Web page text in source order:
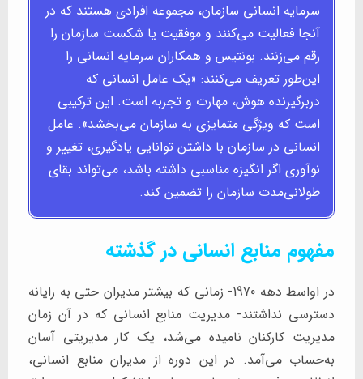
سرمایه انسانی سازمان، مجموعه افرادی هستند که در
آنجا فعالیت می‌کنند و موفقیت یا شکست سازمان را
رقم می‌زنند. بونتیس و همکاران سرمایه انسانی را
این‌طور تعریف می‌کنند: «یک عامل انسانی که
دربرگیرنده هوش، مهارت و تجربه است. این ترکیبی
است که ویژگی متمایزی به سازمان می‌بخشد». عامل
انسانی در سازمان با داشتن توانایی یادگیری، تغییر و
نوآوری اگر انگیزه مناسبی داشته باشد، می‌تواند بقای
طولانی‌مدت سازمان را تضمین کند.
مفهوم منابع انسانی در گذشته
در اواسط دهه 1970- زمانی که بیشتر مدیران حتی به رایانه
دسترسی نداشتند- مدیریت منابع انسانی که در آن زمان
مدیریت کارکنان نامیده می‌شد، یک کار مدیریتی آسان
به‌حساب می‌آمد. در این دوره از مدیران منابع انسانی،